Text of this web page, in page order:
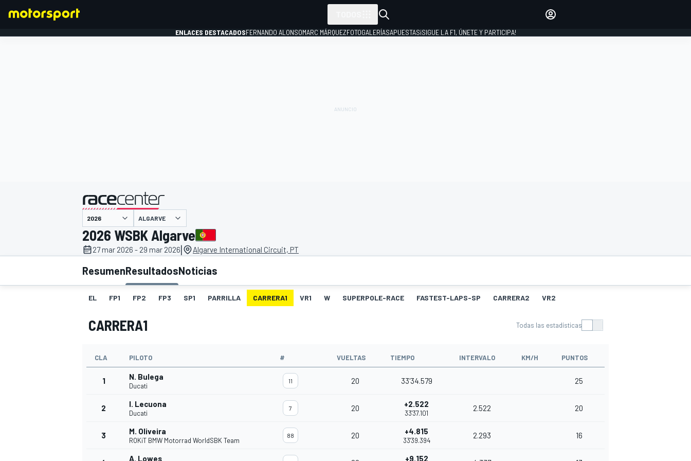
INDYCAR WRC
ENLACES DESTACADOSFERNANDO ALONSOMARC MÁRQUEZFOTOGALERÍASAPUESTAS¡SIGUE LA F1, ÚNETE Y PARTICIPA!
presentado por
ALGARVE
2026 WSBK Algarve
27 mar 2026 - 29 mar 2026| Algarve International Circuit, PT
ResumenResultadosNoticias
EL FP1 FP2 FP3 SP1 PARRILLA CARRERA1 VR1 W SUPERPOLE-RACE FASTEST-LAPS-SP CARRERA2 VR2
CARRERA1 Todas las estadísticas
CLA PILOTO # VUELTAS TIEMPO INTERVALO KM/H PUNTOS
1 N. Bulega
Ducati
11 20 33'34.579 25
2 I. Lecuona
Ducati
7 20 +2.522
33'37.101
2.522 20
3 M. Oliveira
ROKiT BMW Motorrad WorldSBK Team
88 20 +4.815
33'39.394
2.293 16
A. Lowes +9.152